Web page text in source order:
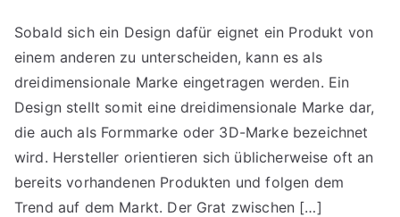
vermeiden
Sobald sich ein Design dafür eignet ein Produkt von
einem anderen zu unterscheiden, kann es als
dreidimensionale Marke eingetragen werden. Ein
Design stellt somit eine dreidimensionale Marke dar,
die auch als Formmarke oder 3D-Marke bezeichnet
wird. Hersteller orientieren sich üblicherweise oft an
bereits vorhandenen Produkten und folgen dem
Trend auf dem Markt. Der Grat zwischen […]